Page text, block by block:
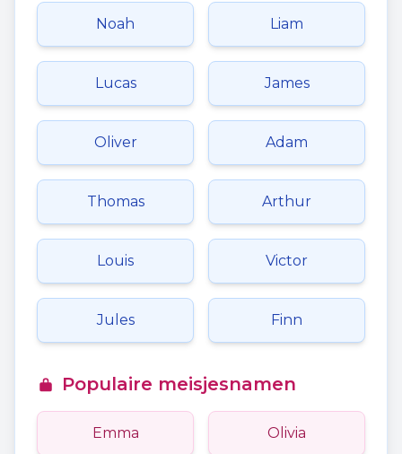
Noah Liam
Lucas James
Oliver Adam
Thomas Arthur
Louis Victor
Jules Finn
Populaire meisjesnamen
Emma Olivia